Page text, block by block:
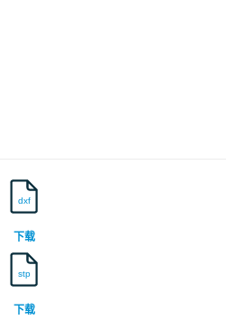
dxf
下载
stp
下载